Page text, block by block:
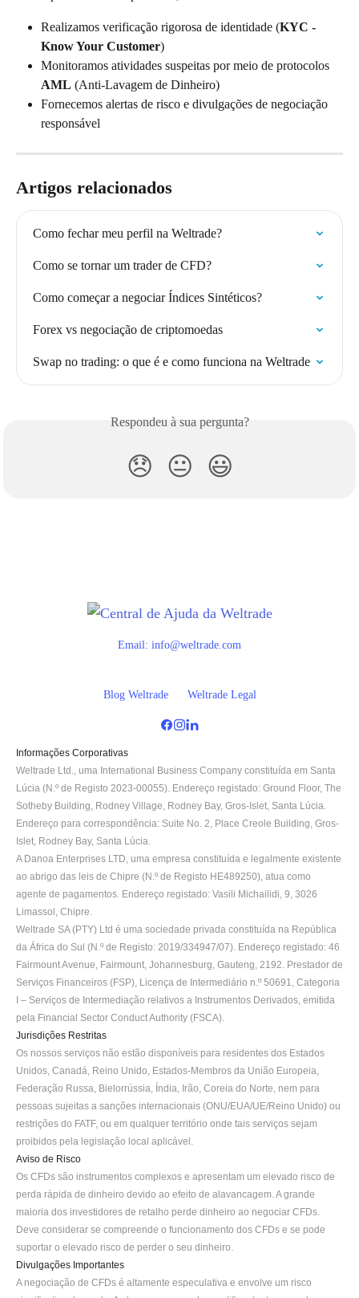
Realizamos verificação rigorosa de identidade (KYC -
Know Your Customer)
Monitoramos atividades suspeitas por meio de protocolos
AML (Anti-Lavagem de Dinheiro)
Fornecemos alertas de risco e divulgações de negociação
responsável
Artigos relacionados
Como fechar meu perfil na Weltrade?
Como se tornar um trader de CFD?
Como começar a negociar Índices Sintéticos?
Forex vs negociação de criptomoedas
Swap no trading: o que é e como funciona na Weltrade
Respondeu à sua pergunta?
😞 😐 😃
Email: info@weltrade.com
Blog Weltrade Weltrade Legal
Informações Corporativas
Weltrade Ltd., uma International Business Company constituída em Santa
Lúcia (N.º de Registo 2023-00055). Endereço registado: Ground Floor, The
Sotheby Building, Rodney Village, Rodney Bay, Gros-Islet, Santa Lúcia.
Endereço para correspondência: Suite No. 2, Place Creole Building, Gros-
Islet, Rodney Bay, Santa Lúcia.
A Danoa Enterprises LTD, uma empresa constituída e legalmente existente
ao abrigo das leis de Chipre (N.º de Registo HE489250), atua como
agente de pagamentos. Endereço registado: Vasili Michailidi, 9, 3026
Limassol, Chipre.
Weltrade SA (PTY) Ltd é uma sociedade privada constituída na República
da África do Sul (N.º de Registo: 2019/334947/07). Endereço registado: 46
Fairmount Avenue, Fairmount, Johannesburg, Gauteng, 2192. Prestador de
Serviços Financeiros (FSP), Licença de Intermediário n.º 50691, Categoria
I – Serviços de Intermediação relativos a Instrumentos Derivados, emitida
pela Financial Sector Conduct Authority (FSCA).
Jurisdições Restritas
Os nossos serviços não estão disponíveis para residentes dos Estados
Unidos, Canadá, Reino Unido, Estados-Membros da União Europeia,
Federação Russa, Bielorrússia, Índia, Irão, Coreia do Norte, nem para
pessoas sujeitas a sanções internacionais (ONU/EUA/UE/Reino Unido) ou
restrições do FATF, ou em qualquer território onde tais serviços sejam
proibidos pela legislação local aplicável.
Aviso de Risco
Os CFDs são instrumentos complexos e apresentam um elevado risco de
perda rápida de dinheiro devido ao efeito de alavancagem. A grande
maioria dos investidores de retalho perde dinheiro ao negociar CFDs.
Deve considerar se compreende o funcionamento dos CFDs e se pode
suportar o elevado risco de perder o seu dinheiro.
Divulgações Importantes
A negociação de CFDs é altamente especulativa e envolve um risco